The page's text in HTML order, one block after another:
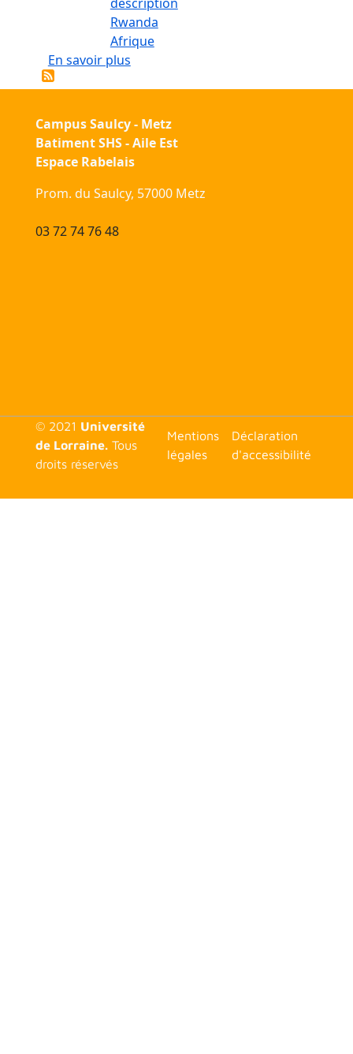
Rwanda
Afrique
En savoir plussur La poétique de l'espace dans
Campus Saulcy - Metz
Batiment SHS - Aile Est
Espace Rabelais
Prom. du Saulcy, 57000 Metz
03 72 74 76 48
© 2021 Université
de Lorraine.Tous
droits réservés
<none>
Mentions
légales
Déclaration
d'accessibilité